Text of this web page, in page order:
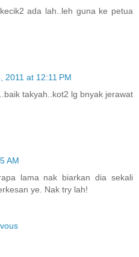
ada lah..leh guna ke petua
2011 at 12:11 PM
takyah..kot2 lg bnyak jerawat
AM
lama nak biarkan dia sekali
ye. Nak try lah!